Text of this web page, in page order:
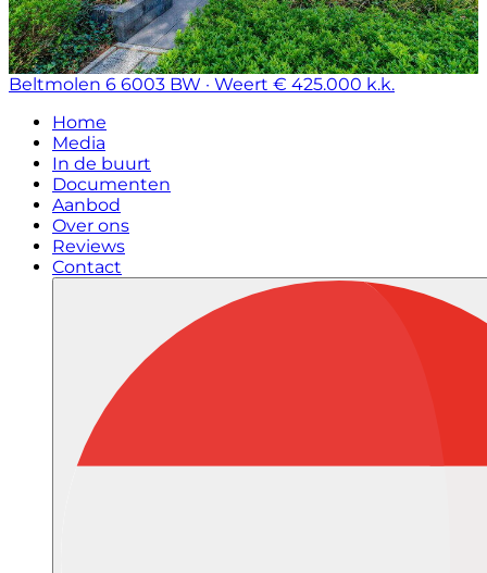
Beltmolen 6 6003 BW · Weert € 425.000 k.k.
Home
Media
In de buurt
Documenten
Aanbod
Over ons
Reviews
Contact